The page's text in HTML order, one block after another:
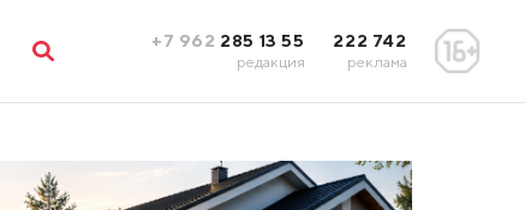
+7 962 285 13 55
редакция
222 742
реклама